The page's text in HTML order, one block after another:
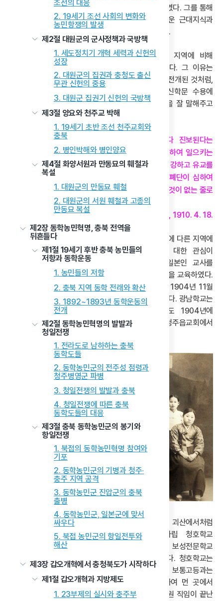
조선의 대응
2. 19세기 조선 사회의 변화와
농민항쟁의 발생
제2절 대원군의 군사정책과 국방책
1. 세도정치기 개혁 세력과 신헌의
성장
2. 대원군의 집권과 충청도 출신
무관 신헌의 중용
3. 대원군 집권기 신헌의 국방책
제3절 양요와 천주교 박해
1. 19세기 초반 조선 천주교회와
충북
2. 병인박해와 병인양요
제4절 화양서원과 만동묘의 훼철과
복설
1. 대원군의 만동묘 훼철
2. 대원군의 서원 훼철과 고종의
만동묘 복설
제2장 동학농민혁명, 충북 전역을
뒤흔들다
제1절 19세기 후반 충북 농민들의
저항과 동학운동
1. 농민들의 저항
2. 충북 지역 동학 전래와 확산
3. 1892~1893년 동학운동의
전개
제2절 동학농민혁명의 발발과
청일전쟁
1. 전라도로 남하하는 충북
동학도들
2. 동학농민군의 전주성 점령과
청주병영군 파병
3. 청일전쟁의 발발과 충북
4. 청일전쟁에 따른 충북
동학도들의 대응
제3절 충북 동학농민군의 봉기와
항일전쟁
1. 북접의 동학농민혁명 참여와
기포
2. 동학농민군의 기병과 청주‧
충주 지역 공격
3. 동학농민군 진압군의 충북
출병
4. 동학농민군, 일본군에 맞서
싸우다
5. 북접 농민군의 항일전투와
해산
제3장 갑오개혁에서 충청북도가 시작하다
제1절 갑오개혁과 지방제도
1. 23부제의 실시와 충주부
사립학교나 야학이 전국에 6,000여 개에 이를 정도였다. 그를 통해
근대교육이 확대 보급되고, 수학한 학생들이 새로운 근대지식과
사상을 바탕으로 새로운 시대의 주역으로 부상하였다.
충북 지역은 서울·경기도·황해도 뿐 아니라 다른 지역에 비해
계몽운동은 물론 교육운동도 상대적으로 부진하였다. 그 이유는
제천을 중심으로 충북 지역에서 의병운동이 활발히 전개된 것처럼,
기존 체제를 유지하려는 경향이 강했기 때문에 신학문 수용에
적극적이지 않았다. 당시의 신문 기사가 충북 상황을 잘 말해주고
근래에 충청북도 각처에서 교육의 풍조가 날마다 진보된다는
소식이 연속하여 와서 우리는 환영하는 마음을 감동하여 일으키는
도다. 대개 충청북도는 자래로 사환가의 세력이 심히 강하고 유교를
믿는 마음이 심히 굳은 지방이라. 그런고로 수구의 폐단이 심하여
혹시전·서전·예기·주역의 경서 외에는 가히 배울만한 것이 없는 줄로
아는 고로 새 교육의 진취됨이 심히 더디어…
《대한매일신보》, 1910. 4. 18.
위 신문 기사처럼 교육 열기가 보수적인 지역성 때문에 다른 지역에
비해 낮았다. 1904년 부터 서서히 근대교육에 대한 관심이
고조되었다. 1904년에 청주에 사는 김원배는 일본인 교사를
고용하여 사립 일어학교를 설립하여 40명의 학생들을 교육하였다.
청주 지역에서 활동하던 방흥근·김태희·김원배 등은 1904년 11월
1일 방흥근의 집에 광남학교(廣南學校)를 설립하였다. 광남학교는
1908년에 청남학교로 교명을 변경하였고 운영도 1904년에
청주에온 밀러[F. S. Mil, 閔老雅] 선교사가 있는 청주읍교회에서
맡아 안정적으로 성장할 수 있었다.
1905년 10월 청주군수로 부임한 민영은은 괴산에서처럼
정영택에게 요청하여 청주 유지들과 함께 사립 청호학교
(淸湖學校)를 설립하였다. 청호학교는 서울 보성전문학교
학감으로 있던 정영택이 직접 운영을 맡기도 하였다. 청호학교는
소학과와 보통고등과 2개 학과가 개설되었는데, 보통고등과는
교원양성을 목적으로 개설되었다. 기숙사도 구비하여 먼 곳에서
입학할 수 있도록 배려하였다. 정영택은 법률기초위원 직임이 끝난